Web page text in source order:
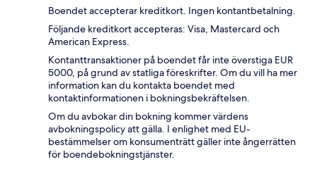
Boendet accepterar kreditkort. Ingen kontantbetalning.
Följande kreditkort accepteras: Visa, Mastercard och
American Express.
Kontanttransaktioner på boendet får inte överstiga EUR
5000, på grund av statliga föreskrifter. Om du vill ha mer
information kan du kontakta boendet med
kontaktinformationen i bokningsbekräftelsen.
Om du avbokar din bokning kommer värdens
avbokningspolicy att gälla. I enlighet med EU-
bestämmelser om konsumenträtt gäller inte ångerrätten
för boendebokningstjänster.